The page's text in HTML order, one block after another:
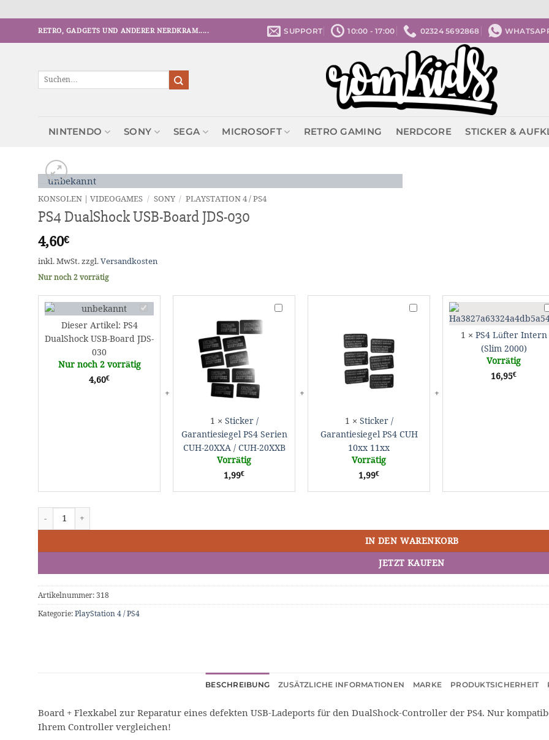
RETRO, GADGETS UND ANDERER NERDKRAM..... SUPPORT 10:00 - 17:00 02324 5692868
Suchen
NINTENDO SONY SEGA MICROSOFT RETRO GAMING NERDCORE STICKER &
KONSOLEN | VIDEOGAMES / SONY / PLAYSTATION 4 / PS4
PS4 DualShock USB-Board JDS-030
4,60€
inkl. MwSt.zzgl.Versandkosten
Nur noch 2 vorrätig
PS4
Board
030
Dieser Artikel: PS4
DualShock USB-Board JDS-
030
Nur noch 2 vorrätig
4,60€
Sticker
1 × Sticker /
Garantiesiegel PS4 Serien
CUH-20XXA / CUH-20XXB
Vorrätig
1,99€
Sticker
1 × Sticker /
Garantiesiegel PS4 CUH
10xx 11xx
Vorrätig
1,99€
1 × PS4 Lüfter Intern
(Slim 2000)
Vorrätig
16,95€
PS4 DualShock USB-Board JDS-030 Menge
IN DEN WARENKORB
JETZT KAUFEN
Artikelnummer: 318
Kategorie: PlayStation 4 / PS4
BESCHREIBUNG ZUSÄTZLICHE INFORMATIONEN MARKE PRODUKTSICHERHEIT
Board + Flexkabel zur Reparatur eines defekten USB-Ladeports für den DualShock-Controller der PS4. Nur
Ihrem Controller vergleichen!